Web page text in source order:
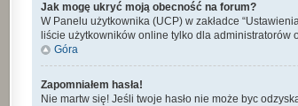
Jak mogę ukryć moją obecność na forum?
W Panelu użytkownika (UCP) w zakładce
liście użytkowników online tylko dla
Góra
Zapomniałem hasła!
Nie martw się! Jeśli twoje hasło nie może byc